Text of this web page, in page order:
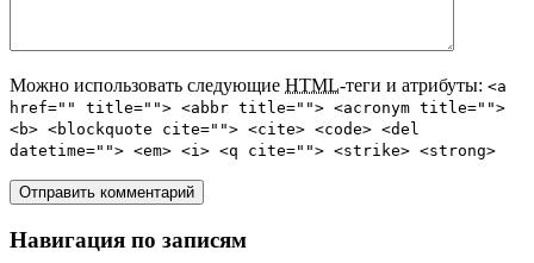
Можно использовать следующие HTML-теги и атрибуты: <a
href="" title=""> <abbr title=""> <acronym title="">
<b> <blockquote cite=""> <cite> <code> <del
datetime=""> <em> <i> <q cite=""> <strike> <strong>
Навигация по записям